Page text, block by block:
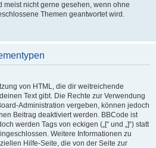
meist nicht gerne gesehen, wenn ohne
Themen geantwortet wird.
von HTML, die dir weitreichende
Text gibt. Die Rechte zur Verwendung
Administration vergeben, können jedoch
Beitrag deaktiviert werden. BBCode ist
werden Tags von eckigen („[“ und „]“) statt
Weitere Informationen zu
Hilfe-Seite, die von der Seite zur